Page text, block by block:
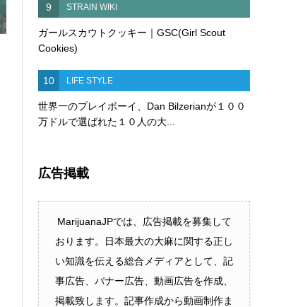
9 STRAIN WIKI
ガールスカウトクッキー｜GSC(Girl Scout
Cookies)
10 LIFE STYLE
世界一のプレイボーイ、Dan Bilzerianが１００
万ドルで選ばれた１０人の大...
広告掲載
MarijuanaJPでは、広告掲載を募集して
おります。日本最大の大麻に関する正し
い知識を伝える総合メディアとして、記
事広告、バナー広告、動画広告を作成、
掲載致します。記事作成から動画制作ま